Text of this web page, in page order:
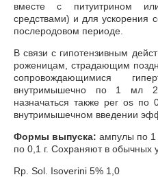
вместе с питуитрином
средствами) и для ускорения
послеродовом периоде.
В связи с гипотензивным
роженицам, страдающим
сопровождающимися
внутримышечно по 1 мл
назначаться также per os
внутримышечном введении
Формы выпуска: ампулы по 1
по 0,1 г. Сохраняют в обычных
Rp. Sol. Isoverini 5% 1,0